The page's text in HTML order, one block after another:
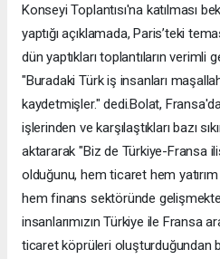
Konseyi Toplantısı'na katılması
yaptığı açıklamada, Paris’teki
dün yaptıkları toplantıların verimli
"Buradaki Türk iş insanları
kaydetmişler." dedi.Bolat,
işlerinden ve karşılaştıkları bazı
aktararak "Biz de Türkiye-Fransa
olduğunu, hem ticaret hem
hem finans sektöründe
insanlarımızın Türkiye ile Fransa
ticaret köprüleri oluşturduğundan